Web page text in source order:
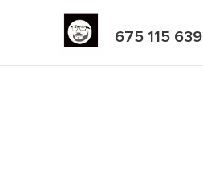
675 115 639